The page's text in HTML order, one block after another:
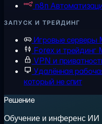
n8n
ЗАПУСК И ТРЕЙДИНГ
Игровые серверы
Forex и трейдинг
VPN и
Удалённая
который не спит
Решение
Обучение и инференс ИИ